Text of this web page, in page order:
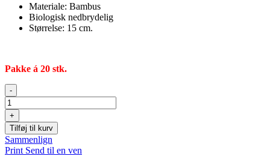
Materiale: Bambus
Biologisk nedbrydelig
Størrelse: 15 cm.
Pakke á 20 stk.
Pincet
af
bambus
15
cm
antal
-
+
Tilføj til kurv
Sammenlign
Print Send til en ven